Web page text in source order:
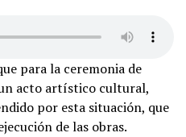
para la ceremonia de
acto artístico cultural,
por esta situación, que
de las obras.